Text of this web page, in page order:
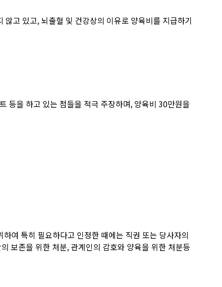
고 있고, 뇌출혈 및 건강상의 이유로 양육비를 지급하기
등을 하고 있는 점들을 적극 주장하며, 양육비 30만원을
여 특히 필요하다고 인정한 때에는 직권 또는 당사자의
보존을 위한 처분, 관계인의 감호와 양육을 위한 처분등